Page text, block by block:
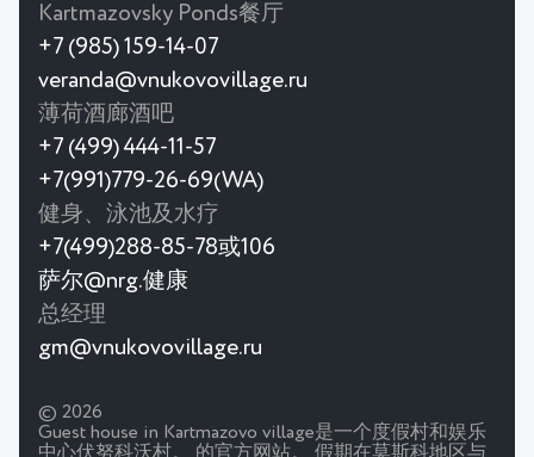
Kartmazovsky Ponds餐厅
+7 (985) 159-14-07
veranda@vnukovovillage.ru
薄荷酒廊酒吧
+7 (499) 444-11-57
+7(991)779-26-69(WA)
健身、泳池及水疗
+7(499)288-85-78或106
萨尔@nrg.健康
总经理
gm@vnukovovillage.ru
© 2026
Guest house in Kartmazovo village是一个度假村和娱乐